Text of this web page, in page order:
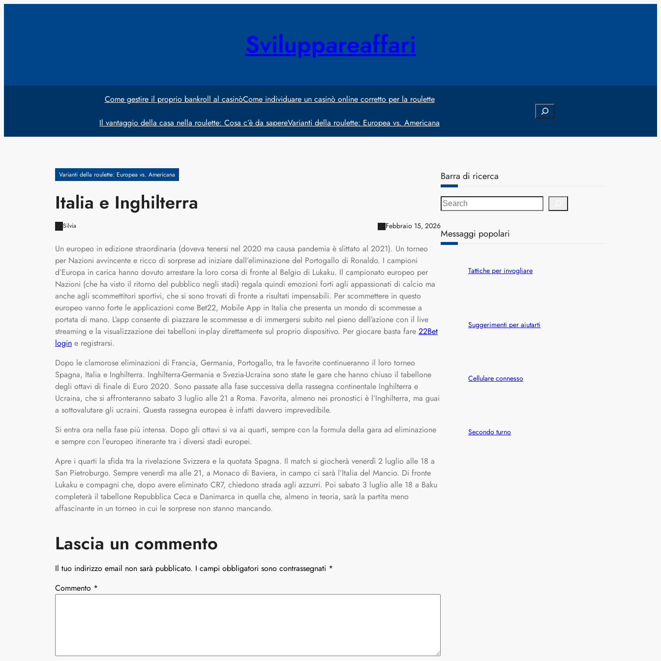
Sviluppareaffari
Come gestire il proprio bankroll al casinòCome individuare un casinò online corretto per la roulette
Il vantaggio della casa nella roulette: Cosa c’è da sapereVarianti della roulette: Europea vs. Americana
Search
Varianti della roulette: Europea vs. Americana
Italia e Inghilterra
Silvia Febbraio 15, 2026
Un europeo in edizione straordinaria (doveva tenersi nel 2020 ma causa pandemia è slittato al 2021). Un torneo
per Nazioni avvincente e ricco di sorprese ad iniziare dall’eliminazione del Portogallo di Ronaldo. I campioni
d’Europa in carica hanno dovuto arrestare la loro corsa di fronte al Belgio di Lukaku. Il campionato europeo per
Nazioni (che ha visto il ritorno del pubblico negli stadi) regala quindi emozioni forti agli appassionati di calcio ma
anche agli scommettitori sportivi, che si sono trovati di fronte a risultati impensabili. Per scommettere in questo
europeo vanno forte le applicazioni come Bet22, Mobile App in Italia che presenta un mondo di scommesse a
portata di mano. L’app consente di piazzare le scommesse e di immergersi subito nel pieno dell’azione con il live
streaming e la visualizzazione dei tabelloni in-play direttamente sul proprio dispositivo. Per giocare basta fare 22Bet
login e registrarsi.
Dopo le clamorose eliminazioni di Francia, Germania, Portogallo, tra le favorite continueranno il loro torneo
Spagna, Italia e Inghilterra. Inghilterra-Germania e Svezia-Ucraina sono state le gare che hanno chiuso il tabellone
degli ottavi di finale di Euro 2020. Sono passate alla fase successiva della rassegna continentale Inghilterra e
Ucraina, che si affronteranno sabato 3 luglio alle 21 a Roma. Favorita, almeno nei pronostici è l’Inghilterra, ma guai
a sottovalutare gli ucraini. Questa rassegna europea è infatti davvero imprevedibile.
Si entra ora nella fase più intensa. Dopo gli ottavi si va ai quarti, sempre con la formula della gara ad eliminazione
e sempre con l’europeo itinerante tra i diversi stadi europei.
Apre i quarti la sfida tra la rivelazione Svizzera e la quotata Spagna. Il match si giocherà venerdì 2 luglio alle 18 a
San Pietroburgo. Sempre venerdì ma alle 21, a Monaco di Baviera, in campo ci sarà l’Italia del Mancio. Di fronte
Lukaku e compagni che, dopo avere eliminato CR7, chiedono strada agli azzurri. Poi sabato 3 luglio alle 18 a Baku
completerà il tabellone Repubblica Ceca e Danimarca in quella che, almeno in teoria, sarà la partita meno
affascinante in un torneo in cui le sorprese non stanno mancando.
Lascia un commento
Il tuo indirizzo email non sarà pubblicato. I campi obbligatori sono contrassegnati *
Commento *
Barra di ricerca
S
e
a
r
c
Messaggi popolari
Tattiche per invogliare
Suggerimenti per aiutarti
Cellulare connesso
Secondo turno